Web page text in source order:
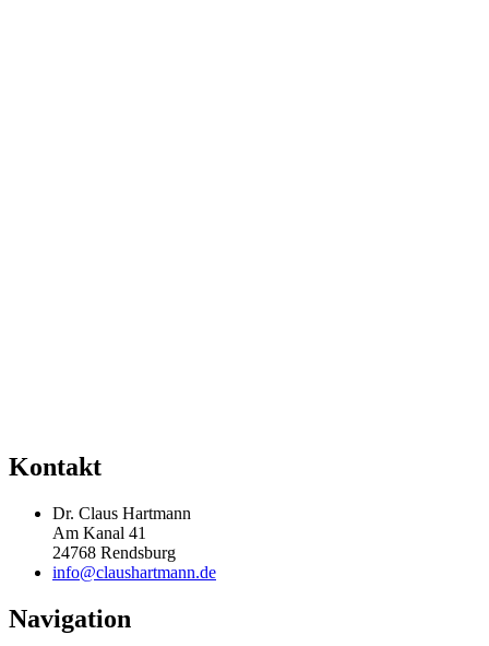
Kontakt
Dr. Claus Hartmann
Am Kanal 41
24768 Rendsburg
info@claushartmann.de
Navigation